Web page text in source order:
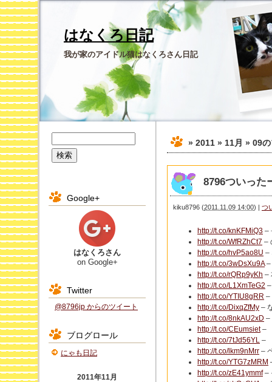
はなくろ日記
我が家のアイドル猫はなくろさん日記
» 2011 » 11月 » 09
8796ついった
kiku8796 (2011.11.09 14:00) | つ
http://t.co/knKFMiQ3 –
http://t.co/WfRZhCt7 –
http://t.co/hvP5ao8U –
http://t.co/3wDsXu9A–
http://t.co/rQRp9yKh –
http://t.co/L1XmTeG2
http://t.co/YTIU8gRR –
http://t.co/DixqZfMy –
http://t.co/8nkAU2xD –
http://t.co/CEumsiet–
http://t.co/7tJd56YL –
http://t.co/lkm9nMrr –
http://t.co/YTG7zMRM
http://t.co/zE41ymmf–
Google+
はなくろさん
on Google+
Twitter
@8796jp からのツイート
ブログロール
にゃも日記
2011年11月